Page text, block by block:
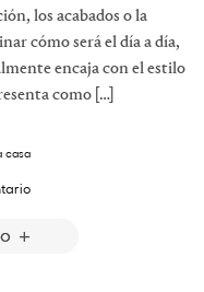
los acabados o la
cómo será el día a día,
encaja con el estilo
como […]
casa